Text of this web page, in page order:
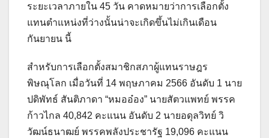
ระยะเวลาภายใน 45 วัน คาดหมายว่าการเลือกตั้ง
แทนตำแหน่งที่ว่างนั้นน่าจะเกิดขึ้นไม่เกินเดือน
กันยายน นี้
สำหรับการเลือกตั้งสมาชิกสภาผู้แทนราษฎร
พิษณุโลก เมื่อวันที่ 14 พฤษภาคม 2566 อันดับ 1 นาย
ปดิพัทธ์ สันติภาดา “หมออ๋อง” นายสัตวแพทย์ พรรค
ก้าวไกล 40,842 คะแนน อันดับ 2 นายอดุลวิทย์ วิ
วัฒน์ธนาฒย์ พรรคพลังประชารัฐ 19,096 คะแนน